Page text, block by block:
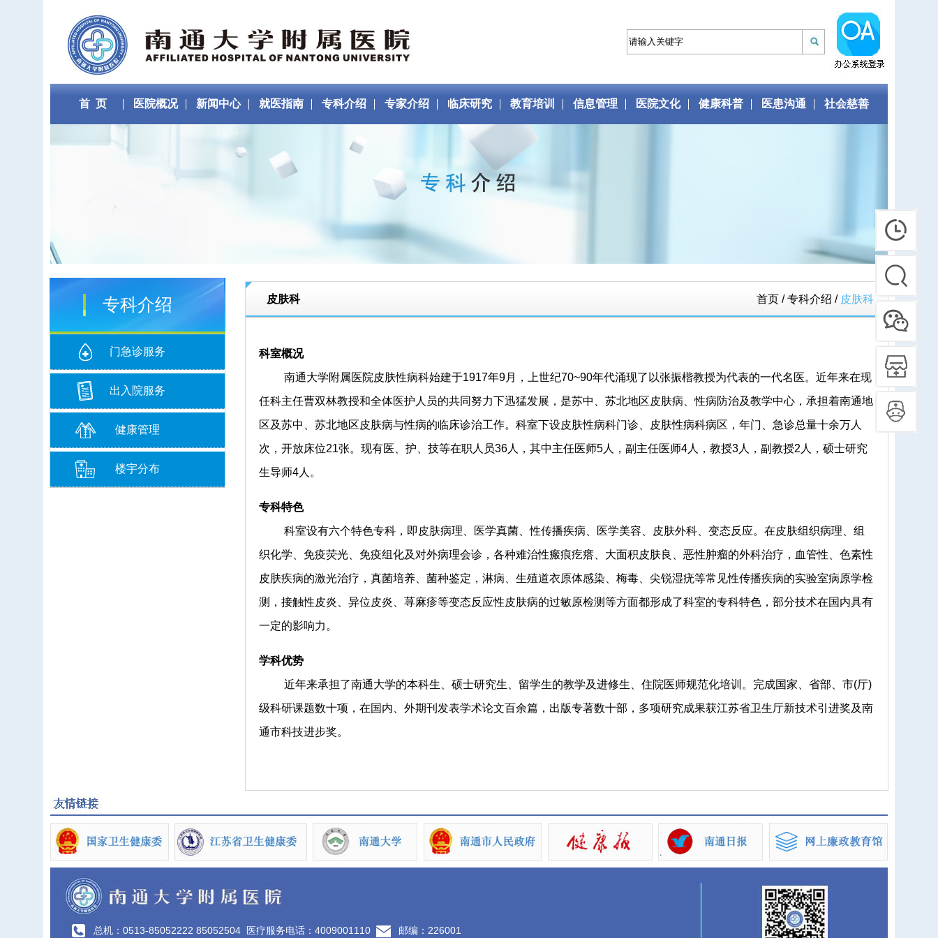
首 页 医院概况 新闻中心 就医指南 专科介绍 专家介绍 临床研究 教育培训 信息管理 医院文化 健康科普 医患沟通 社会慈善
专科介绍
门急诊服务
出入院服务
健康管理
楼宇分布
皮肤科 首页 / 专科介绍 / 皮肤科
科室概况
南通大学附属医院皮肤性病科始建于1917年9月，上世纪70~90年代涌现了以张振楷教授为代表的一代名医。近年来在现
任科主任曹双林教授和全体医护人员的共同努力下迅猛发展，是苏中、苏北地区皮肤病、性病防治及教学中心，承担着南通地
区及苏中、苏北地区皮肤病与性病的临床诊治工作。科室下设皮肤性病科门诊、皮肤性病科病区，年门、急诊总量十余万人
次，开放床位21张。现有医、护、技等在职人员36人，其中主任医师5人，副主任医师4人，教授3人，副教授2人，硕士研究
生导师4人。
专科特色
科室设有六个特色专科，即皮肤病理、医学真菌、性传播疾病、医学美容、皮肤外科、变态反应。在皮肤组织病理、组
织化学、免疫荧光、免疫组化及对外病理会诊，各种难治性瘢痕疙瘩、大面积皮肤良、恶性肿瘤的外科治疗，血管性、色素性
皮肤疾病的激光治疗，真菌培养、菌种鉴定，淋病、生殖道衣原体感染、梅毒、尖锐湿疣等常见性传播疾病的实验室病原学检
测，接触性皮炎、异位皮炎、荨麻疹等变态反应性皮肤病的过敏原检测等方面都形成了科室的专科特色，部分技术在国内具有
一定的影响力。
学科优势
近年来承担了南通大学的本科生、硕士研究生、留学生的教学及进修生、住院医师规范化培训。完成国家、省部、市(厅)
级科研课题数十项，在国内、外期刊发表学术论文百余篇，出版专著数十部，多项研究成果获江苏省卫生厅新技术引进奖及南
通市科技进步奖。
总机：0513-85052222 85052504 医疗服务电话：4009001110 邮编：226001